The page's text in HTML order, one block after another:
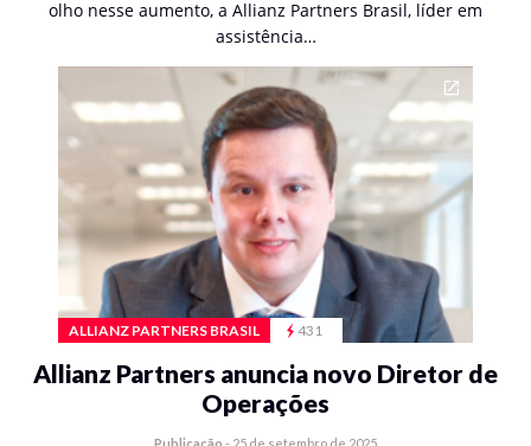
olho nesse aumento, a Allianz Partners Brasil, líder em
assistência…
ALLIANZ PARTNERS BRASIL 431
Allianz Partners anuncia novo Diretor de
Operações